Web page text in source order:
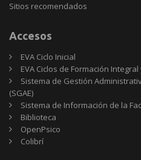
Sitios
Sitios recomendados
Accesos
EVA Ciclo Inicial
EVA Ciclos de Formación
Sistema de Gestión
(SGAE)
Sistema de Información de la
Biblioteca
OpenPsico
Colibrí